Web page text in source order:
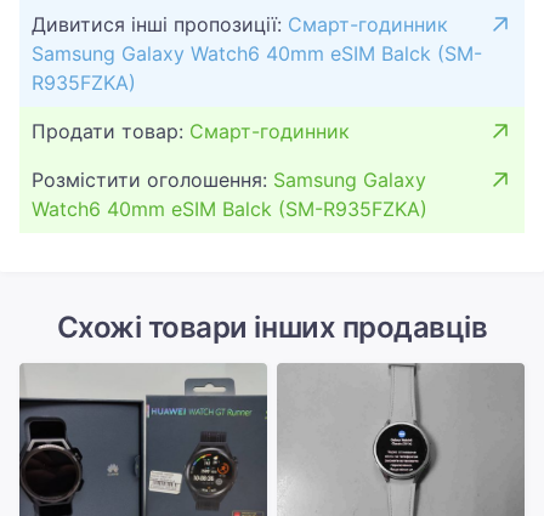
Дивитися інші пропозиції: Смарт-годинник
Samsung Galaxy Watch6 40mm eSIM Balck (SM-
R935FZKA)
Продати товар: Смарт-годинник
Розмістити оголошення: Samsung Galaxy
Watch6 40mm eSIM Balck (SM-R935FZKA)
Схожі товари інших продавців